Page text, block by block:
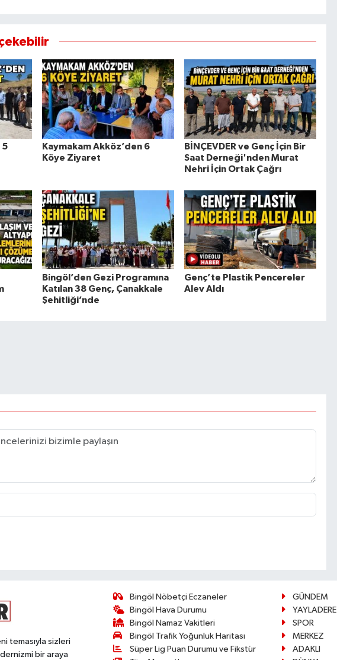
5
Kaymakam Akköz’den 6
Köye Ziyaret
BİNÇEVDER ve Genç İçin Bir
Saat Derneği'nden Murat
Nehri İçin Ortak Çağrı
Bingöl’den Gezi Programına
Katılan 38 Genç, Çanakkale
Şehitliği’nde
Genç’te Plastik Pencereler
Alev Aldı
temasıyla sizleri
bir araya
Bingöl Nöbetçi Eczaneler
Bingöl Hava Durumu
Bingöl Namaz Vakitleri
Bingöl Trafik Yoğunluk Haritası
Süper Lig Puan Durumu ve Fikstür
GÜNDEM
YAYLADERE
SPOR
MERKEZ
ADAKLI